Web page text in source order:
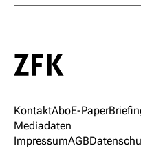
KontaktAboE-Paper
Mediadaten
ImpressumAGB